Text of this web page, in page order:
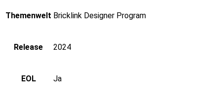
Themenwelt Bricklink Designer Program
Release 2024
EOL Ja